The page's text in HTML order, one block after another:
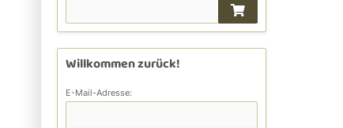
Willkommen zurück!
E-Mail-Adresse: